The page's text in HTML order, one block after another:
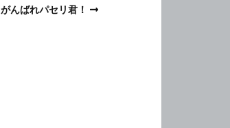
がんばれパセリ君！